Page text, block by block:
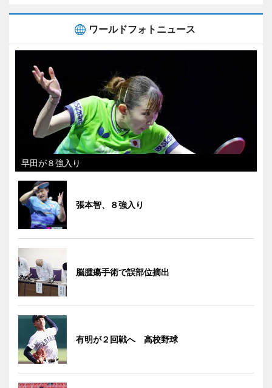
ワールドフォトニュース
早田が８強入り
張本智、８強入り
脳腫瘍手術で誤部位摘出
有明が２回戦へ 高校野球